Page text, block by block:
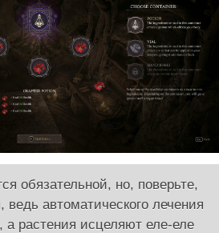
обязательной, но, поверьте,
ведь автоматического лечения
а растения исцеляют еле-еле